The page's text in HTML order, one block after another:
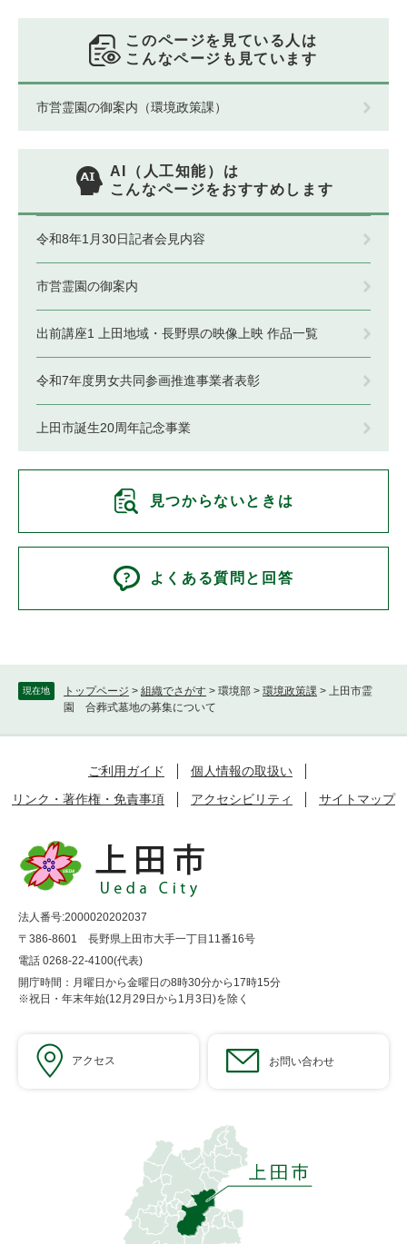
現在地 トップページ > 組織でさがす > 環境部 > 環境政策課 > 上田市霊
園 合葬式墓地の募集について
このページを見ている人は
こんなページも見ています
市営霊園の御案内（環境政策課）
AI（人工知能）は
こんなページをおすすめします
令和8年1月30日記者会見内容
市営霊園の御案内
出前講座1 上田地域・長野県の映像上映 作品一覧
令和7年度男女共同参画推進事業者表彰
上田市誕生20周年記念事業
見つからないときは
よくある質問と回答
ご利用ガイド
個人情報の取扱い
リンク・著作権・免責事項
アクセシビリティ サイトマップ
法人番号:2000020202037
〒386-8601 長野県上田市大手一丁目11番16号
電話 0268-22-4100(代表)
開庁時間：月曜日から金曜日の8時30分から17時15分
※祝日・年末年始(12月29日から1月3日)を除く
アクセス お問い合わせ